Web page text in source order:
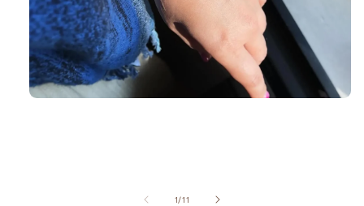
1//11